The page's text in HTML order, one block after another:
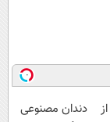
دندان مصنوعی